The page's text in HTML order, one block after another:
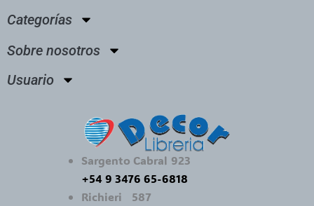
Categorías
Sobre nosotros
Usuario
Sargento Cabral 923
+54 9 3476 65-6818
Richieri 587